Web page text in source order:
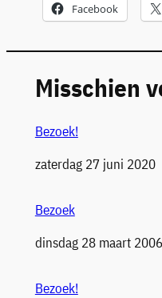
Facebook
Misschien
Bezoek!
Datum
zaterdag 27 juni 2020
Bezoek
Datum
dinsdag 28 maart 2006
Bezoek!